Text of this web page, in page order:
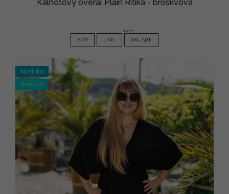
Kalhotový overal Plain Ritika - broskvová
1 490 Kč
S/M L/XL XXL/3XL
Novinka
Viskóza